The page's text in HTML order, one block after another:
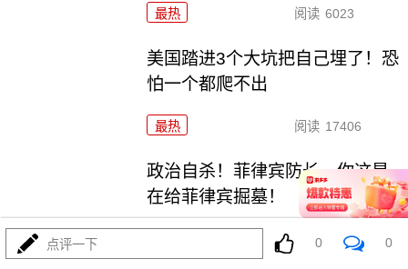
最热 阅读 6023
美国踏进3个大坑把自己埋了！恐
怕一个都爬不出
最热 阅读 17406
政治自杀！菲律宾防长，你这是
在给菲律宾掘墓！
阅读 7040
点评一下 0 0